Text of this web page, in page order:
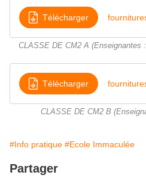
Télécharger
CLASSE DE CM2 A (Enseignantes
Télécharger
CLASSE DE CM2 B
#Info pratique #Ecole Immaculée
Partager